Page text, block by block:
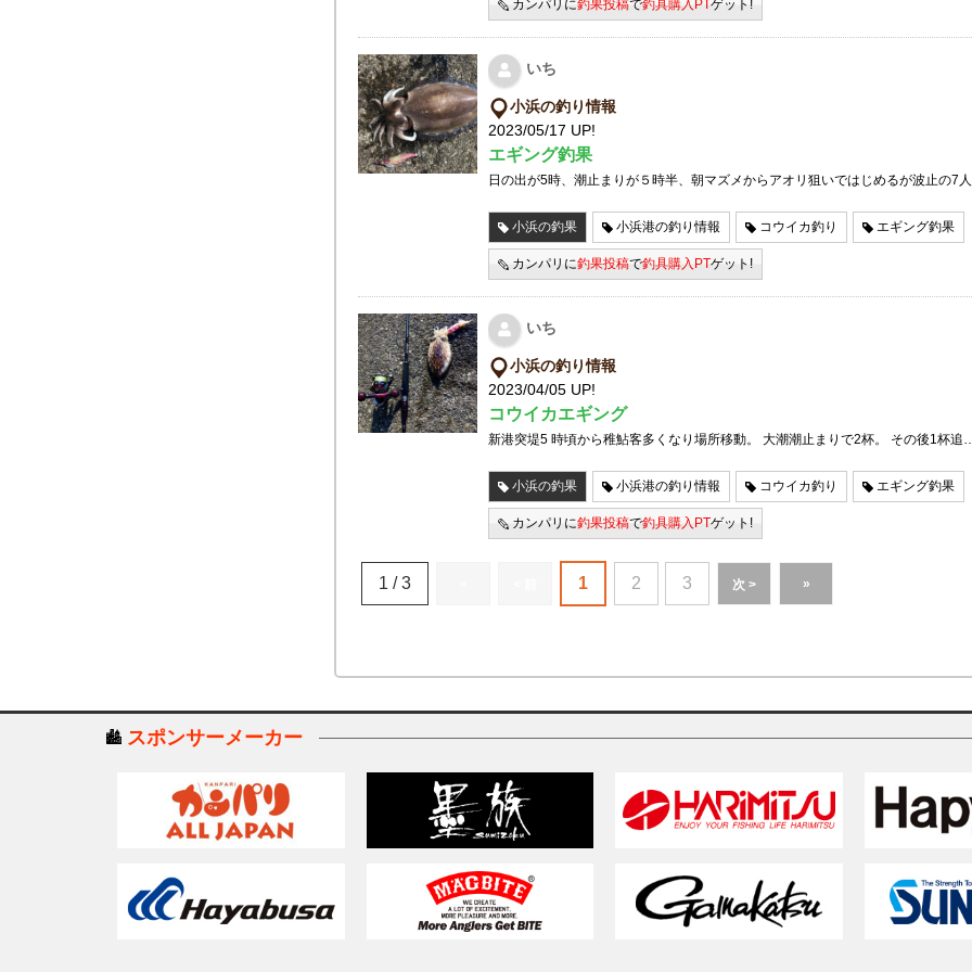
カンパリに釣果投稿で釣具購入PTゲット!
いち
小浜の釣り情報
2023/05/17 UP!
エギング釣果
日の出が5時、潮止まりが５時半、朝マズメからアオリ狙いではじめるが波止の7
小浜の釣果 小浜港の釣り情報 コウイカ釣り エギング釣果
カンパリに釣果投稿で釣具購入PTゲット!
いち
小浜の釣り情報
2023/04/05 UP!
コウイカエギング
新港突堤5 時頃から稚鮎客多くなり場所移動。 大潮潮止まりで2杯。 その後1杯追
小浜の釣果 小浜港の釣り情報 コウイカ釣り エギング釣果
カンパリに釣果投稿で釣具購入PTゲット!
1 / 3 1 2 3 次 > »
スポンサーメーカー